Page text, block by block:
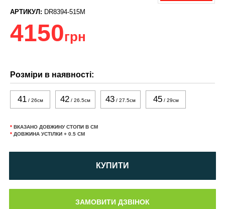
АРТИКУЛ: DR8394-515M
4150грн
Розміри в наявності:
41/ 26см 42 / 26.5см 43 / 27.5см 45/ 29см
* ВКАЗАНО ДОВЖИНУ СТОПИ В СМ
* ДОВЖИНА УСТІЛКИ + 0.5 СМ
КУПИТИ